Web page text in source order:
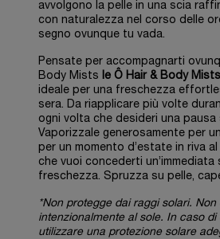
avvolgono la pelle in una scia
con naturalezza nel corso delle
segno ovunque tu vada.
Pensate per accompagnarti
Body Mists
le Ô Hair & Body Mists
ideale per una freschezza
sera. Da riapplicare più volte
ogni volta che desideri una pausa
Vaporizzale generosamente per
per un momento d’estate in riva
che vuoi concederti un’immediata
freschezza. Spruzza su pelle,
*Non protegge dai raggi solari. Non
intenzionalmente al sole. In caso di
utilizzare una protezione solare